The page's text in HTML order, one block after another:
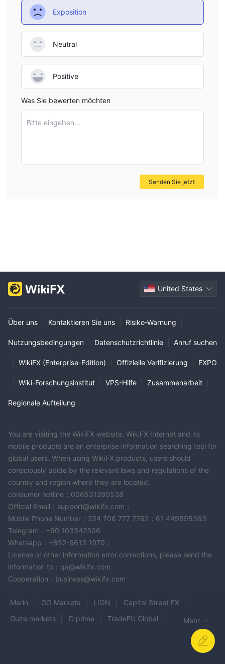
Exposition
Neutral
Positive
Was Sie bewerten möchten
Bitte eingeben...
Senden Sie jetzt
United States
Über uns Kontaktieren Sie uns Risiko-Warnung
Nutzungsbedingungen Datenschutzrichtlinie Anruf suchen
WikiFX (Enterprise-Edition) Offizielle Verifizierung EXPO
Wiki-Forschungsinstitut VPS-Hilfe Zusammenarbeit
Regionale Aufteilung
You are visiting the WikiFX website. WikiFX Internet and its
mobile products are an enterprise information searching tool for
global users. When using WikiFX products, users should
consciously abide by the relevant laws and regulations of the
country and region where they are located.
consumer hotline：006531290538
Official Email：support@wikifx.com；
Mobile Phone Number：234 706 777 7762；61 449895363
Telegram：+60 103342306
Whatsapp：+852-6613 1970；
License or other information error corrections, please send the
information to：qa@wikifx.com
Cooperation：business@wikifx.com
Merin GO Markets LION
Capital Street FX
Guze markets
D prime
TradeEU Global
Mehr